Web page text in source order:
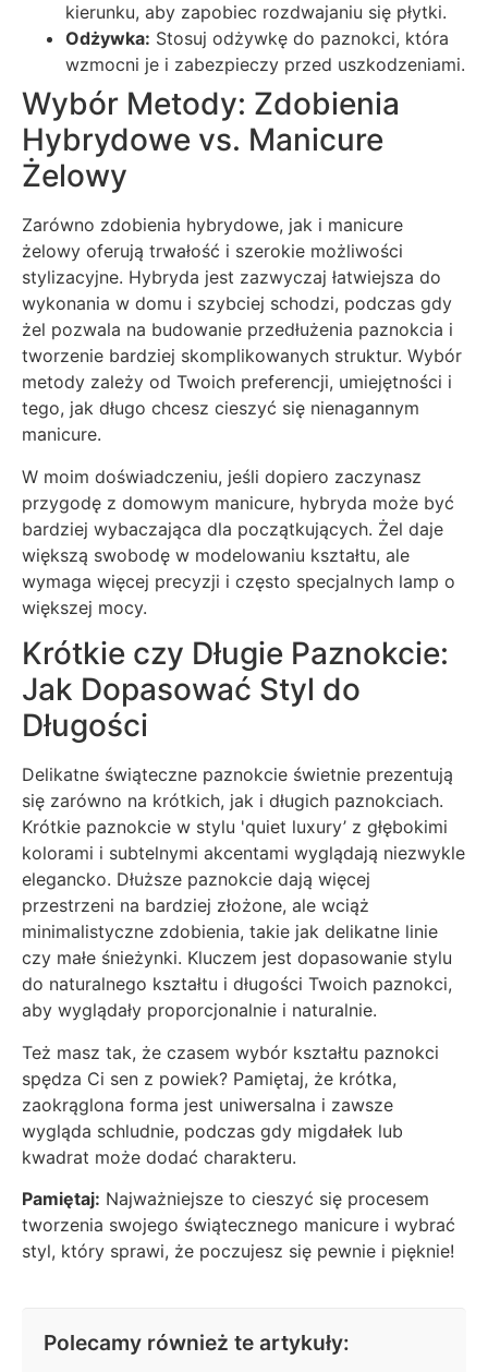
kierunku, aby zapobiec rozdwajaniu się płytki.
Odżywka: Stosuj odżywkę do paznokci, która
wzmocni je i zabezpieczy przed uszkodzeniami.
Wybór Metody: Zdobienia
Hybrydowe vs. Manicure
Żelowy
Zarówno zdobienia hybrydowe, jak i manicure
żelowy oferują trwałość i szerokie możliwości
stylizacyjne. Hybryda jest zazwyczaj łatwiejsza do
wykonania w domu i szybciej schodzi, podczas gdy
żel pozwala na budowanie przedłużenia paznokcia i
tworzenie bardziej skomplikowanych struktur. Wybór
metody zależy od Twoich preferencji, umiejętności i
tego, jak długo chcesz cieszyć się nienagannym
manicure.
W moim doświadczeniu, jeśli dopiero zaczynasz
przygodę z domowym manicure, hybryda może być
bardziej wybaczająca dla początkujących. Żel daje
większą swobodę w modelowaniu kształtu, ale
wymaga więcej precyzji i często specjalnych lamp o
większej mocy.
Krótkie czy Długie Paznokcie:
Jak Dopasować Styl do
Długości
Delikatne świąteczne paznokcie świetnie prezentują
się zarówno na krótkich, jak i długich paznokciach.
Krótkie paznokcie w stylu 'quiet luxury’ z głębokimi
kolorami i subtelnymi akcentami wyglądają niezwykle
elegancko. Dłuższe paznokcie dają więcej
przestrzeni na bardziej złożone, ale wciąż
minimalistyczne zdobienia, takie jak delikatne linie
czy małe śnieżynki. Kluczem jest dopasowanie stylu
do naturalnego kształtu i długości Twoich paznokci,
aby wyglądały proporcjonalnie i naturalnie.
Też masz tak, że czasem wybór kształtu paznokci
spędza Ci sen z powiek? Pamiętaj, że krótka,
zaokrąglona forma jest uniwersalna i zawsze
wygląda schludnie, podczas gdy migdałek lub
kwadrat może dodać charakteru.
Pamiętaj: Najważniejsze to cieszyć się procesem
tworzenia swojego świątecznego manicure i wybrać
styl, który sprawi, że poczujesz się pewnie i pięknie!
Polecamy również te artykuły: